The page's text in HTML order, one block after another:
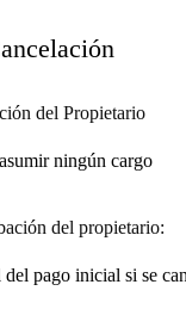
del Propietario
ningún cargo
del propietario:
del pago inicial si se